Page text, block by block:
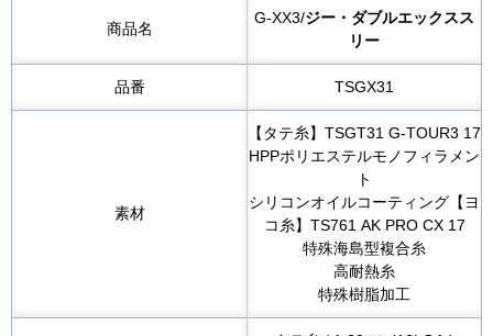
商品名
G-XX3/ジー・ダブルエックスス
リー
品番 TSGX31
素材
【タテ糸】TSGT31 G-TOUR3 17
HPPポリエステルモノフィラメン
ト
シリコンオイルコーティング 【ヨ
コ糸】TS761 AK PRO CX 17
特殊海島型複合糸
高耐熱糸
特殊樹脂加工